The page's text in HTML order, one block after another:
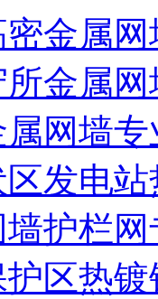
金属
金属
网墙
发电
护栏
区热